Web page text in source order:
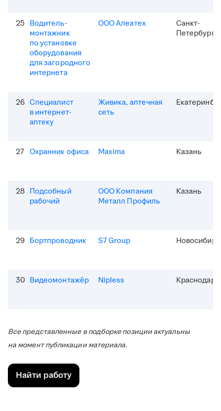
25 Водитель-
монтажник
по установке
оборудования
для загородного
интернета
ООО Алеатех
Санкт-
Петербург
26 Специалист
в интернет-
аптеку
Живика, аптечная
сеть
27 Охранник офиса Maxima Казань
28 Подсобный
рабочий
ООО Компания
Металл Профиль
Казань
29 Бортпроводник S7 Group
30 Видеомонтажёр Nipless Краснодар
Все представленные в подборке позиции актуальны
на момент публикации материала.
Найти работу